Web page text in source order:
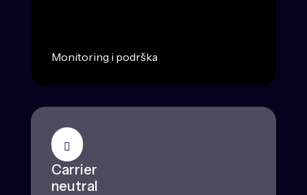
Monitoring i podrška
Carrier
neutral